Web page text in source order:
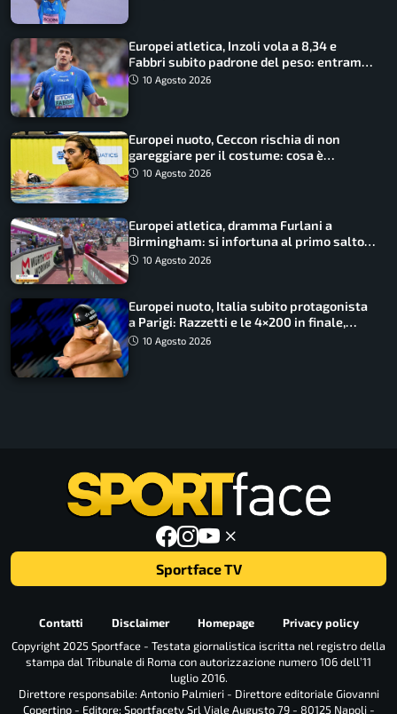
Europei atletica, Inzoli vola a 8,34 e
Fabbri subito padrone del peso: entrambi
in finale col miglior risultato
10 Agosto 2026
Europei nuoto, Ceccon rischia di non
gareggiare per il costume: cosa è
successo
10 Agosto 2026
Europei atletica, dramma Furlani a
Birmingham: si infortuna al primo salto
ed esce in carrozzina
10 Agosto 2026
Europei nuoto, Italia subito protagonista
a Parigi: Razzetti e le 4×200 in finale,
Quadarella domina gli 800
10 Agosto 2026
Sportface TV
Contatti Disclaimer Homepage
Privacy policy
Copyright 2025 Sportface - Testata giornalistica iscritta nel registro della
stampa dal Tribunale di Roma con autorizzazione numero 106 dell’11
luglio 2016.
Direttore responsabile: Antonio Palmieri - Direttore editoriale Giovanni
Copertino - Editore: Sportfacetv Srl Viale Augusto 79 - 80125 Napoli -